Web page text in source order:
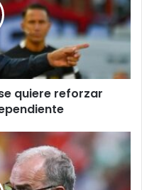
quiere reforzar